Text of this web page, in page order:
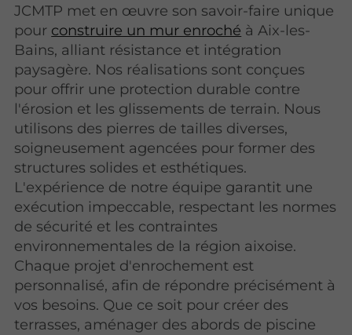
JCMTP met en œuvre son savoir-faire unique
pour construire un mur enroché à Aix-les-
Bains, alliant résistance et intégration
paysagère. Nos réalisations sont conçues
pour offrir une protection durable contre
l'érosion et les glissements de terrain. Nous
utilisons des pierres de tailles diverses,
soigneusement agencées pour former des
structures solides et esthétiques.
L'expérience de notre équipe garantit une
exécution impeccable, respectant les normes
de sécurité et les contraintes
environnementales de la région aixoise.
Chaque projet d'enrochement est
personnalisé, afin de répondre précisément à
vos besoins. Que ce soit pour créer des
terrasses, aménager des abords de piscine